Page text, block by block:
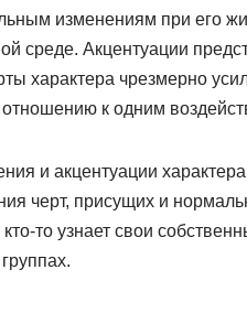
изменениям при его
среде. Акцентуации
характера чрезмерно
к одним
и акцентуации
черт, присущих и
то узнает свои